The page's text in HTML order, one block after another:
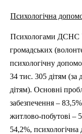
Психологічна
Психологами ДСНС
громадських
психологічну
34 тис. 305 дітям (за
дітям). Основні
забезпечення –
житлово-побутові –
54,2%, психологічна